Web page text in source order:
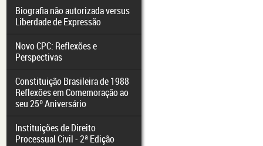
Biografia não autorizada versus
Liberdade de Expressão
Novo CPC: Reflexões e
Perspectivas
Constituição Brasileira de 1988
Reflexões em Comemoração ao
seu 25º Aniversário
Instituições de Direito
Processual Civil - 2ª Edição